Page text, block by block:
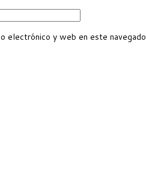
electrónico y web en este